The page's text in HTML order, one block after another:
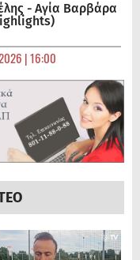
- Αγία Βαρβάρα
| 16:00